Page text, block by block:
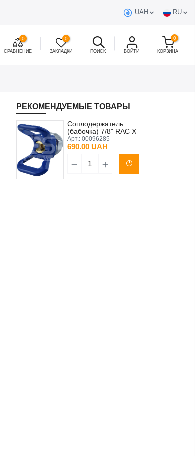
UAH RU
0
СРАВНЕНИЕ
0
ЗАКЛАДКИ ПОИСК ВОЙТИ
0
КОРЗИНА
РЕКОМЕНДУЕМЫЕ ТОВАРЫ
Соплодержатель
(бабочка) 7/8" RAC X
GRACO (аналог)
Арт.: 00096285
690.00 UAH